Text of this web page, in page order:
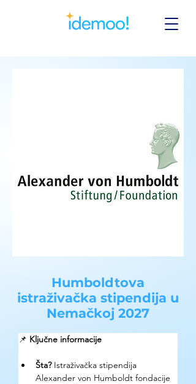
Humboldtova
istraživačka stipendija u
Nemačkoj 2027
📌 Ključne informacije
Šta? Istraživačka stipendija
Alexander von Humboldt fondacije